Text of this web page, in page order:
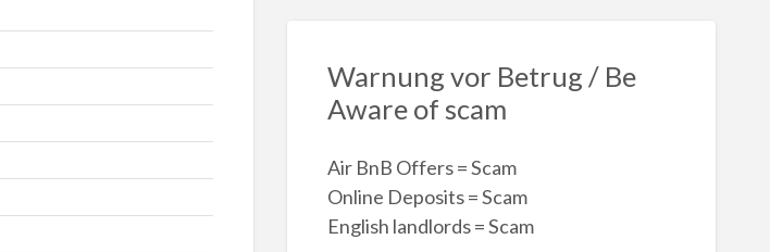
Warnung vor Betrug / Be
Aware of scam
Air BnB Offers = Scam
Online Deposits = Scam
English landlords = Scam